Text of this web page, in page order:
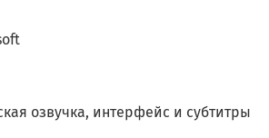
озвучка, интерфейс и субтитры